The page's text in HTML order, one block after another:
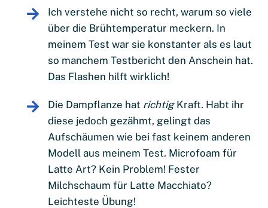
Ich verstehe nicht so recht, warum so viele
über die Brühtemperatur meckern. In
meinem Test war sie konstanter als es laut
so manchem Testbericht den Anschein hat.
Das Flashen hilft wirklich!
Die Dampflanze hat richtig Kraft. Habt ihr
diese jedoch gezähmt, gelingt das
Aufschäumen wie bei fast keinem anderen
Modell aus meinem Test. Microfoam für
Latte Art? Kein Problem! Fester
Milchschaum für Latte Macchiato?
Leichteste Übung!